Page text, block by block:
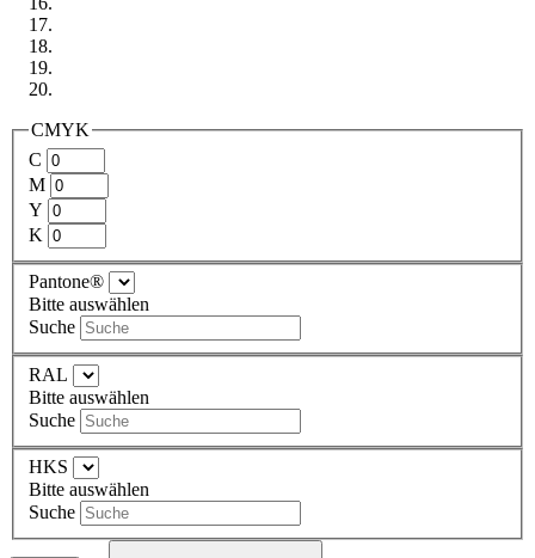
CMYK
C
M
Y
K
Pantone®
Bitte auswählen
Suche
RAL
Bitte auswählen
Suche
HKS
Bitte auswählen
Suche